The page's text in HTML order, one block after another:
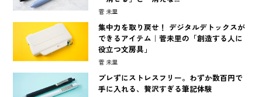
菅 未里
集中力を取り戻せ！ デジタルデトックスが
できるアイテム｜菅未里の「創造する人に
役立つ文房具」
菅 未里
ブレずにストレスフリー。わずか数百円で
手に入れる、贅沢すぎる筆記体験